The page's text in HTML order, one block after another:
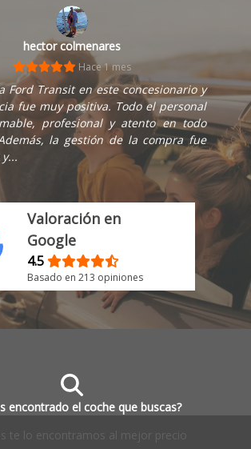
hector colmenares
Hace 1 mes
Ford Transit en este concesionario y
fue muy positiva. Todo el personal
profesional y atento en todo
la gestión de la compra fue
Valoración en
Google
4.5
Basado en 213 opiniones
encontrado el coche que buscas?
te lo encontramos al mejor precio